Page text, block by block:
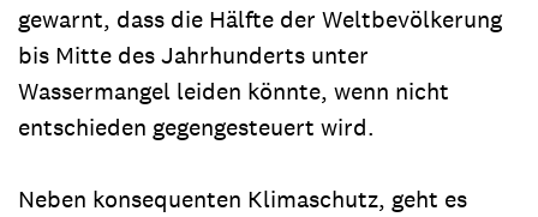
gewarnt, dass die Hälfte der Weltbevölkerung
bis Mitte des Jahrhunderts unter
Wassermangel leiden könnte, wenn nicht
entschieden gegengesteuert wird.
Neben konsequenten Klimaschutz, geht es